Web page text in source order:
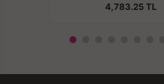
4,783.25 TL